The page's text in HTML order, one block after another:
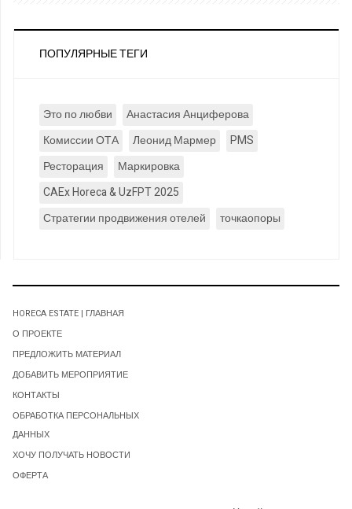
ПОПУЛЯРНЫЕ ТЕГИ
Это по любви
Анастасия Анциферова
Комиссии ОТА
Леонид Мармер
PMS
Ресторация
Маркировка
CAEx Horeca & UzFPT 2025
Стратегии продвижения отелей
точкаопоры
HORECA ESTATE | ГЛАВНАЯ
О ПРОЕКТЕ
ПРЕДЛОЖИТЬ МАТЕРИАЛ
ДОБАВИТЬ МЕРОПРИЯТИЕ
КОНТАКТЫ
ОБРАБОТКА ПЕРСОНАЛЬНЫХ
ДАННЫХ
ХОЧУ ПОЛУЧАТЬ НОВОСТИ
ОФЕРТА